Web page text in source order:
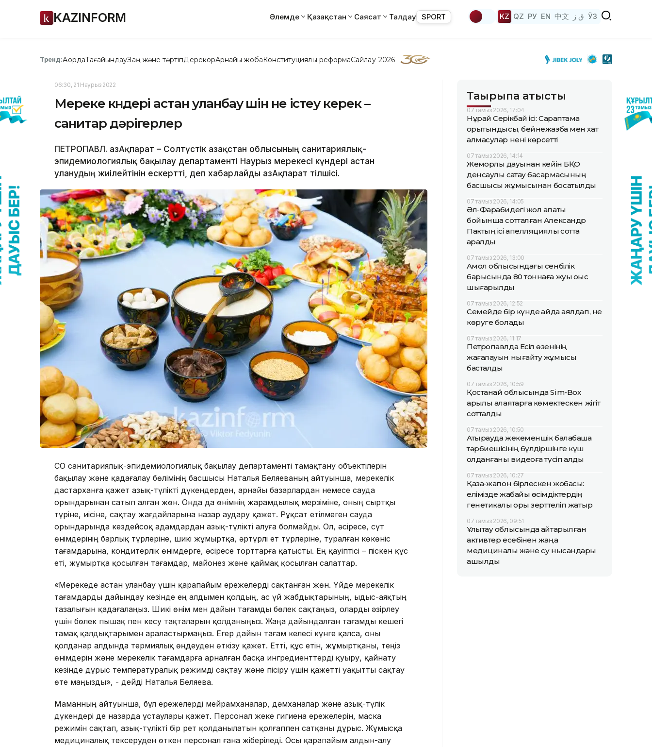
KAZINFORM Әлемде Қазақстан Саясат Талдау SPORT KZ QZ РУ EN 中文 ق ز ЎЗ
Тренд:АқордаТағайындауЗаң және тәртіпДерекқорАрнайы жобаКонституциялық реформаСайлау-2026
06:30, 21 Наурыз 2022
Мереке күндері астан уланбау үшін не істеу керек –
санитар дәрігерлер
ПЕТРОПАВЛ. ҚазАқпарат – Солтүстік Қазақстан облысының санитариялық-
эпидемиологиялық бақылау департаменті Наурыз мерекесі күндері астан
уланудың жиілейтінін ескертті, деп хабарлайды ҚазАқпарат тілшісі.
СҚО санитариялық-эпидемиологиялық бақылау департаменті тамақтану объектілерін
бақылау және қадағалау бөлімінің басшысы Наталья Беляеваның айтуынша, мерекелік
дастарханға қажет азық-түлікті дүкендерден, арнайы базарлардан немесе сауда
орындарынан сатып алған жөн. Онда да өнімнің жарамдылық мерзіміне, оның сыртқы
түріне, иісіне, сақтау жағдайларына назар аудару қажет. Рұқсат етілмеген сауда
орындарында кездейсоқ адамдардан азық-түлікті алуға болмайды. Ол, әсіресе, сүт
өнімдерінің барлық түрлеріне, шикі жұмыртқа, әртүрлі ет түрлеріне, туралған көкөніс
тағамдарына, кондитерлік өнімдерге, әсіресе торттарға қатысты. Ең қауіптісі – піскен құс
еті, жұмыртқа қосылған тағамдар, майонез және қаймақ қосылған салаттар.
«Мерекеде астан уланбау үшін қарапайым ережелерді сақтанған жөн. Үйде мерекелік
тағамдарды дайындау кезінде ең алдымен қолдың, ас үй жабдықтарының, ыдыс-аяқтың
тазалығын қадағалаңыз. Шикі өнім мен дайын тағамды бөлек сақтаңыз, оларды әзірлеу
үшін бөлек пышақ пен кесу тақталарын қолданыңыз. Жаңа дайындалған тағамды кешегі
тамақ қалдықтарымен араластырмаңыз. Егер дайын тағам келесі күнге қалса, оны
қолданар алдында термиялық өңдеуден өткізу қажет. Етті, құс етін, жұмыртқаны, теңіз
өнімдерін және мерекелік тағамдарға арналған басқа ингредиенттерді қуыру, қайнату
кезінде дұрыс температуралық режимді сақтау және пісіру үшін қажетті уақытты сақтау
өте маңызды», - дейді Наталья Беляева.
Маманның айтуынша, бұл ережелерді мейрамханалар, дәмханалар және азық-түлік
дүкендері де назарда ұстаулары қажет. Персонал жеке гигиена ережелерін, маска
режимін сақтап, азық-түлікті бір рет қолданылатын қолғаппен сатқаны дұрыс. Жұмысқа
медициналық тексеруден өткен персонал ғана жіберіледі. Осы қарапайым алдын-алу
Тақырыпқа қатысты
07 тамыз 2026, 17:04
Нұрай Серікбай ісі: Сараптама
қорытындысы, бейнежазба мен хат
алмасулар нені көрсетті
07 тамыз 2026, 14:14
Жемқорлық дауынан кейін БҚО
денсаулық сақтау басқармасының
басшысы жұмысынан босатылды
07 тамыз 2026, 14:05
Әл-Фарабидегі жол апаты
бойынша сотталған Александр
Пактың ісі апелляциялық сотта
қаралды
07 тамыз 2026, 13:00
Ақмол облысындағы сенбілік
барысында 80 тоннаға жуық қоқыс
шығарылды
07 тамыз 2026, 12:52
Семейде бір күнде қайда аялдап, не
көруге болады
07 тамыз 2026, 11:17
Петропавлда Есіл өзенінің
жағалауын нығайту жұмысы
басталды
07 тамыз 2026, 10:59
Қостанай облысында Sim-Box
арқылы алаяқтарға көмектескен жігіт
сотталды
07 тамыз 2026, 10:50
Атырауда жекеменшік балабақша
тәрбиешісінің бүлдіршінге күш
қолданғаны видеоға түсіп қалды
07 тамыз 2026, 10:27
Қазақ-жапон бірлескен жобасы:
елімізде жабайы өсімдіктердің
генетикалық қоры зерттеліп жатыр
07 тамыз 2026, 09:51
Ұлытау облысында қайтарылған
активтер есебінен жаңа
медициналық және су нысандары
ашылды